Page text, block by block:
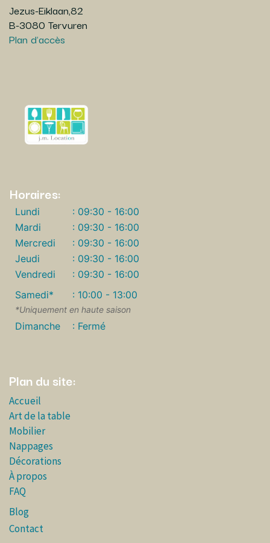
Jezus-Eiklaan,82
B-3080 Tervuren
Plan d'accès
Horaires:
Lundi
: 09:30 - 16:00
Mardi
: 09:30 - 16:00
Mercredi
: 09:30 - 16:00
Jeudi
: 09:30 - 16:00
Vendredi
: 09:30 - 16:00
Samedi*
: 10:00 - 13:00
*Uniquement en haute saison
Dimanche : Fermé
Plan du site:
Accueil
Art de la table
Mobilier
Nappages
Décorations
À propos
FAQ
Blog
Contact